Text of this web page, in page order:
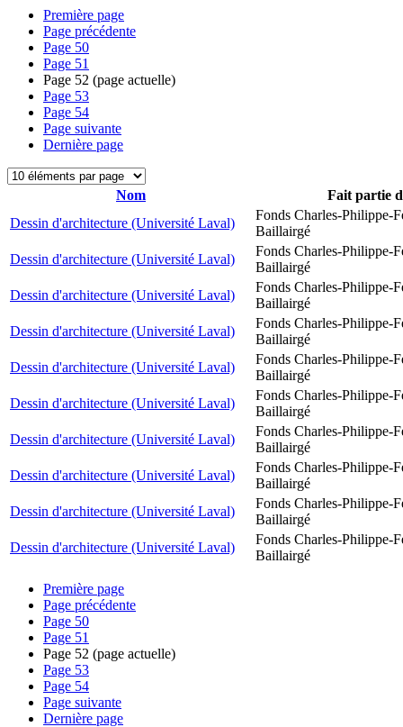
Première page
Page précédente
Page 50
Page 51
Page 52 (page actuelle)
Page 53
Page 54
Page suivante
Dernière page
Nom
Fait partie
Dessin d'architecture (Université Laval)
Fonds Charles-Philippe-
Baillairgé
Dessin d'architecture (Université Laval)
Fonds Charles-Philippe-
Baillairgé
Dessin d'architecture (Université Laval)
Fonds Charles-Philippe-
Baillairgé
Dessin d'architecture (Université Laval)
Fonds Charles-Philippe-
Baillairgé
Dessin d'architecture (Université Laval)
Fonds Charles-Philippe-
Baillairgé
Dessin d'architecture (Université Laval)
Fonds Charles-Philippe-
Baillairgé
Dessin d'architecture (Université Laval)
Fonds Charles-Philippe-
Baillairgé
Dessin d'architecture (Université Laval)
Fonds Charles-Philippe-
Baillairgé
Dessin d'architecture (Université Laval)
Fonds Charles-Philippe-
Baillairgé
Dessin d'architecture (Université Laval)
Fonds Charles-Philippe-
Baillairgé
Première page
Page précédente
Page 50
Page 51
Page 52 (page actuelle)
Page 53
Page 54
Page suivante
Dernière page